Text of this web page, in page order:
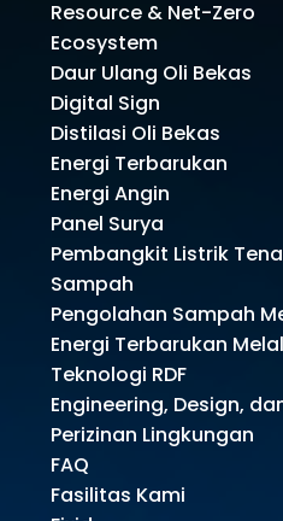
Resource & Net-Zero
Ecosystem
Daur Ulang Oli Bekas
Digital Sign
Distilasi Oli Bekas
Energi Terbarukan
Energi Angin
Panel Surya
Pembangkit Listrik
Sampah
Pengolahan Sampah
Energi Terbarukan
Teknologi RDF
Engineering, Design,
Perizinan Lingkungan
FAQ
Fasilitas Kami